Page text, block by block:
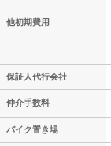
他初期費用
保証人代行会社
仲介手数料
バイク置き場